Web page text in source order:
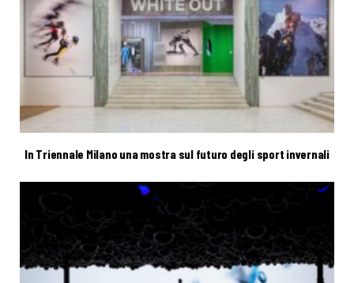
In Triennale Milano una mostra sul futuro degli sport invernali